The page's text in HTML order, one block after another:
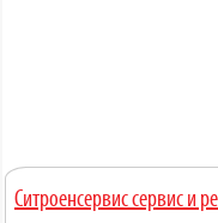
Ситроенсервис сервис и